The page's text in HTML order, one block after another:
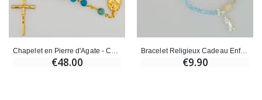
€48.00
Bracelet Religieux Cadeau Enfant de Communion - Rouge
€9.90